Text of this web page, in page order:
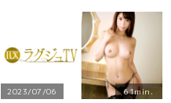
2023/07/06 61min.